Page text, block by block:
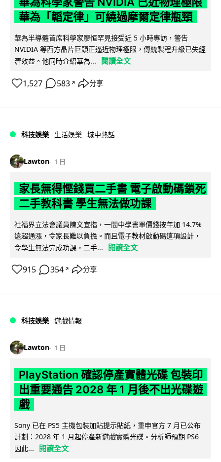
華為「韜定律」可繞過摩爾定律瓶頸
華為半導體首席科學家廖恒罕見接受近 5 小時專訪，警告
NVIDIA 等西方晶片巨頭正逼近物理極限，傳統製程升級已失經
濟效益。他同時介紹華為...
閱讀全文
1,527 583 ↗ 分享
科技娛樂 生活娛樂 城中熱話
Lawton 1 日
家長無得慳錢買二手書 電子啟動碼鎖死
二手教科書 學生無法做功課
社福界立法會議員陳文宜指，一間中學書單價錢按年加 14.7%
遠超通漲，令家長難以負擔。而且電子教材啟動碼這項設計，
令學生無法完成功課，二手...
閱讀全文
915 354 ↗ 分享
科技娛樂 遊戲情報
Lawton 1 日
PlayStation 確認停產實體光碟 包裝印
出重要通告 2028 年 1 月後不出光碟遊
戲
Sony 已在 PS5 主機包裝加貼提示貼紙，重申官方 7 月已公布
計劃：2028 年 1 月起停產新遊戲實體光碟。分析師預期 PS6
因此...
閱讀全文